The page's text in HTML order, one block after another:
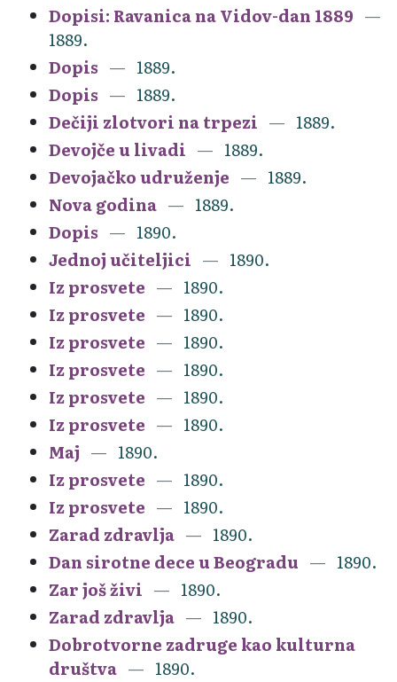
Dopisi: Ravanica na Vidov-dan 1889
1889.
Dopis
1889.
Dopis
1889.
Dečiji zlotvori na trpezi
1889.
Devojče u livadi
1889.
Devojačko udruženje
1889.
Nova godina
1889.
Dopis
1890.
Jednoj učiteljici
1890.
Iz prosvete
1890.
Iz prosvete
1890.
Iz prosvete
1890.
Iz prosvete
1890.
Iz prosvete
1890.
Iz prosvete
1890.
Maj
1890.
Iz prosvete
1890.
Iz prosvete
1890.
Zarad zdravlja
1890.
Dan sirotne dece u Beogradu
1890.
Zar još živi
1890.
Zarad zdravlja
1890.
Dobrotvorne zadruge kao kulturna
društva
1890.